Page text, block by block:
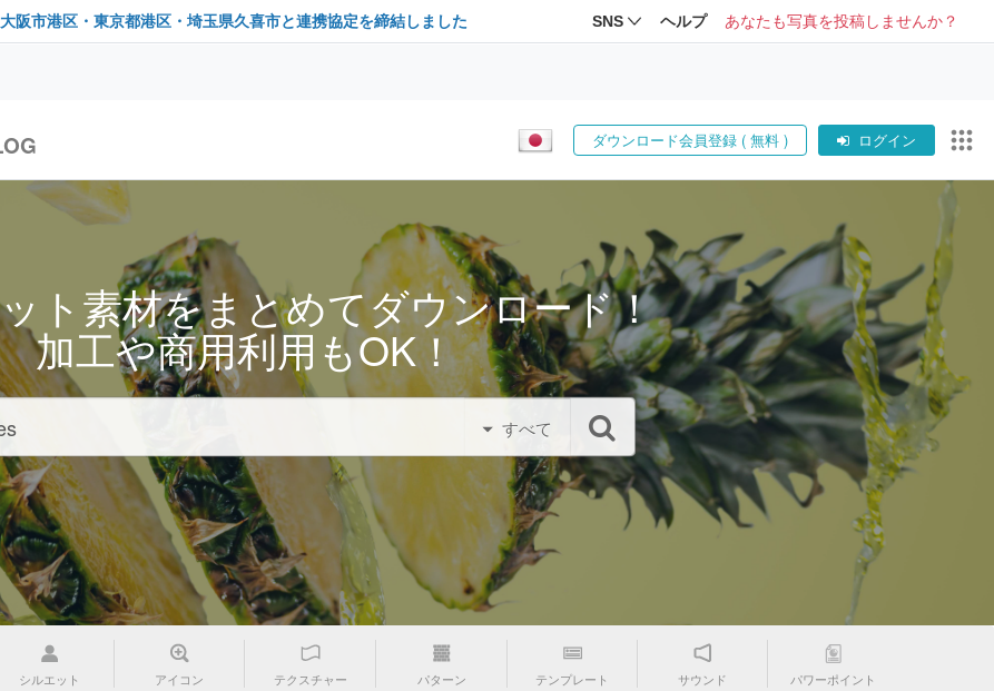
阪市港区・東京都港区・埼玉県久喜市と連携協定を締結しました SNS ヘルプ あなたも写真を投稿しませんか？
ダウンロード会員登録 ( 無料 ) ログイン
ト素材をまとめてダウンロード！
加工や商用利用もOK！
すべて
シルエット アイコン テクスチャー パターン テンプレート サウンド パワーポイント